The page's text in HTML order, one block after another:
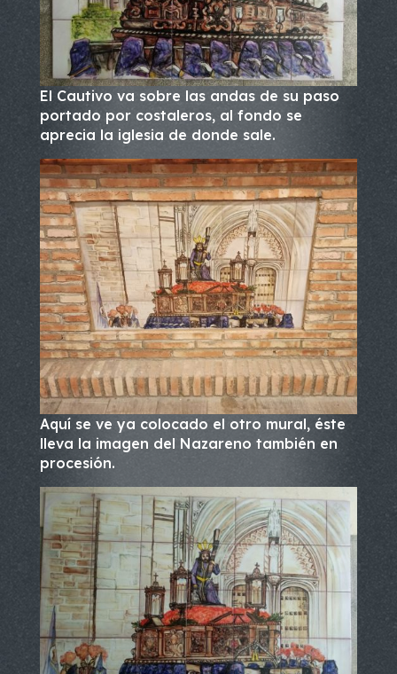
El Cautivo va sobre las andas de su paso
portado por costaleros, al fondo se
aprecia la iglesia de donde sale.
Aquí se ve ya colocado el otro mural, éste
lleva la imagen del Nazareno también en
procesión.